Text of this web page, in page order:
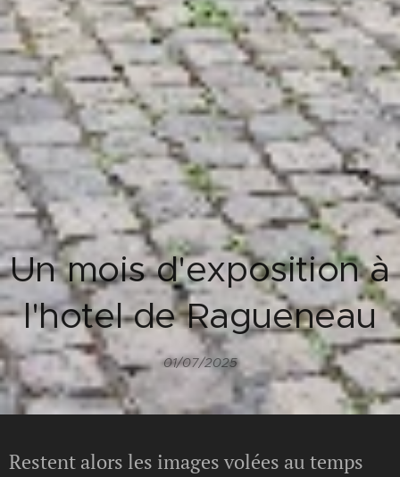
Un mois d'exposition à
l'hotel de Ragueneau
01/07/2025
Restent alors les images volées au temps